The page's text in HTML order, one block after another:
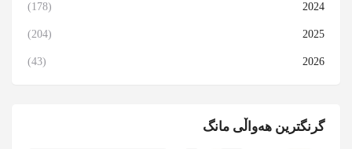
2024
(178)
2025
(204)
2026
(43)
گرنگترین هەواڵی مانگ